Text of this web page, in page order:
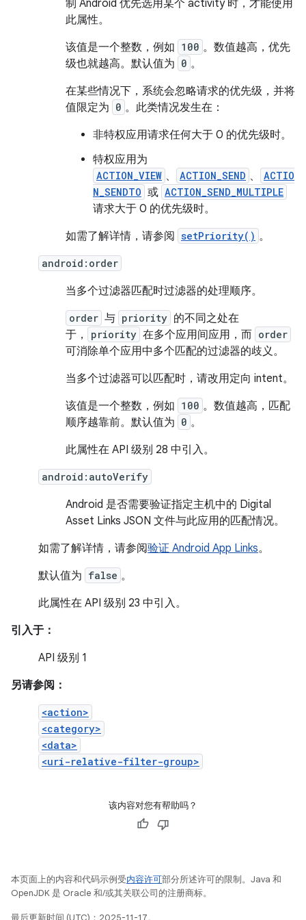
制 Android 优先选用某个 activity 时，才能使用
此属性。
该值是一个整数，例如 100 。数值越高，优先
级也就越高。默认值为 0 。
在某些情况下，系统会忽略请求的优先级，并将
值限定为 0 。此类情况发生在：
非特权应用请求任何大于 0 的优先级时。
特权应用为
ACTION_VIEW 、 ACTION_SEND 、
ACTIO
N_SENDTO 或 ACTION_SEND_MULTIPLE
请求大于 0 的优先级时。
如需了解详情，请参阅 setPriority() 。
android:order
当多个过滤器匹配时过滤器的处理顺序。
order 与 priority 的不同之处在
于，
priority 在多个应用间应用，而 order
可消除单个应用中多个匹配的过滤器的歧义。
当多个过滤器可以匹配时，请改用定向 intent。
该值是一个整数，例如 100 。数值越高，匹配
顺序越靠前。默认值为 0 。
此属性在 API 级别 28 中引入。
android:autoVerify
Android 是否需要验证指定主机中的 Digital
Asset Links JSON 文件与此应用的匹配情况。
如需了解详情，请参阅验证 Android App Links。
默认值为 false 。
此属性在 API 级别 23 中引入。
引入于：
API 级别 1
另请参阅：
<action>
<category>
<data>
<uri-relative-filter-group>
该内容对您有帮助吗？
本页面上的内容和代码示例受内容许可部分所述许可的限制。Java 和
OpenJDK 是 Oracle 和/或其关联公司的注册商标。
最后更新时间 (UTC)：2025-11-17。